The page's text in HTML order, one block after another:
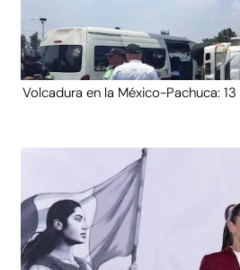
Volcadura en la México-Pachuca: